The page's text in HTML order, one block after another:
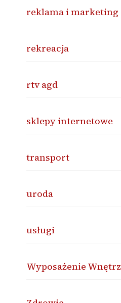
reklama i marketing
rekreacja
rtv agd
sklepy internetowe
transport
uroda
usługi
Wyposażenie Wnętrz